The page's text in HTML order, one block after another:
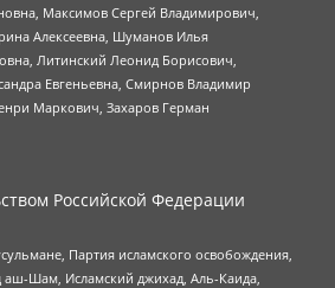
Максимов Сергей Владимирович,
Алексеевна, Шуманов Илья
Литинский Леонид Борисович,
Евгеньевна, Смирнов Владимир
Маркович, Захаров Герман
Российской Федерации
Партия исламского освобождения,
аш-Шам, Исламский джихад, Аль-Каида,